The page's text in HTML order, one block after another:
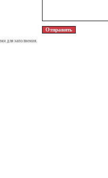
для заполнения.